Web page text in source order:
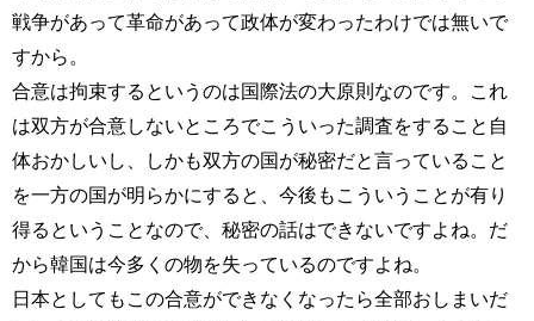
戦争があって革命があって政体が変わったわけでは無いで
すから。
合意は拘束するというのは国際法の大原則なのです。これ
は双方が合意しないところでこういった調査をすること自
体おかしいし、しかも双方の国が秘密だと言っていること
を一方の国が明らかにすると、今後もこういうことが有り
得るということなので、秘密の話はできないですよね。だ
から韓国は今多くの物を失っているのですよね。
日本としてもこの合意ができなくなったら全部おしまいだ